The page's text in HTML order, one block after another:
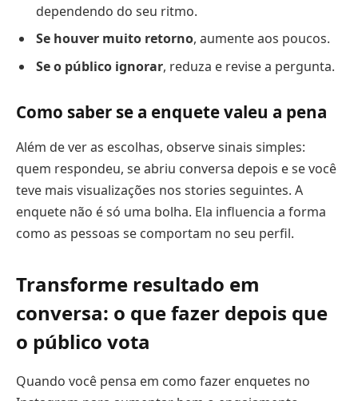
dependendo do seu ritmo.
Se houver muito retorno, aumente aos poucos.
Se o público ignorar, reduza e revise a pergunta.
Como saber se a enquete valeu a pena
Além de ver as escolhas, observe sinais simples:
quem respondeu, se abriu conversa depois e se você
teve mais visualizações nos stories seguintes. A
enquete não é só uma bolha. Ela influencia a forma
como as pessoas se comportam no seu perfil.
Transforme resultado em
conversa: o que fazer depois que
o público vota
Quando você pensa em como fazer enquetes no